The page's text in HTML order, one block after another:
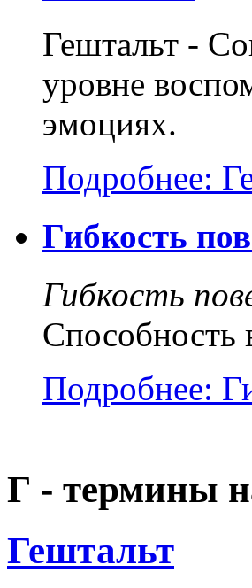
Гештальт -
уровне
эмоциях.
Подробнее:
Гибкость
Гибкость
Способность
Подробнее:
Г - термины
Гештальт